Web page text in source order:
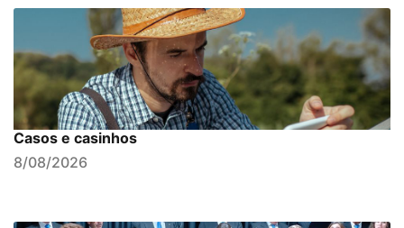
Casos e casinhos
8/08/2026